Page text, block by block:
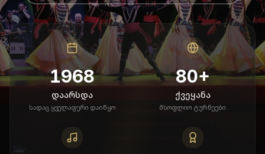
1968
დაარსდა
სადაც ყველაფერი დაიწყო
80+
ქვეყანა
მსოფლიო ტურნეები